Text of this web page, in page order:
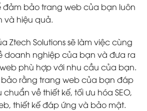
đảm bảo trang web của bạn luôn
và hiệu quả.
Ztech Solutions sẽ làm việc cùng
doanh nghiệp của bạn và đưa ra
phù hợp với nhu cầu của bạn.
bảo rằng trang web của bạn đáp
về thiết kế, tối ưu hóa SEO,
thiết kế đáp ứng và bảo mật.